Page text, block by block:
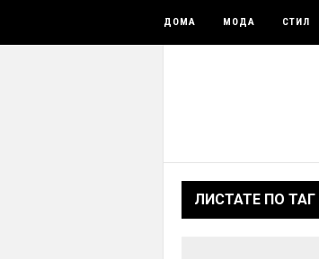
ДОМА МОДА СТИЛ
ЛИСТАТЕ ПО ТАГ